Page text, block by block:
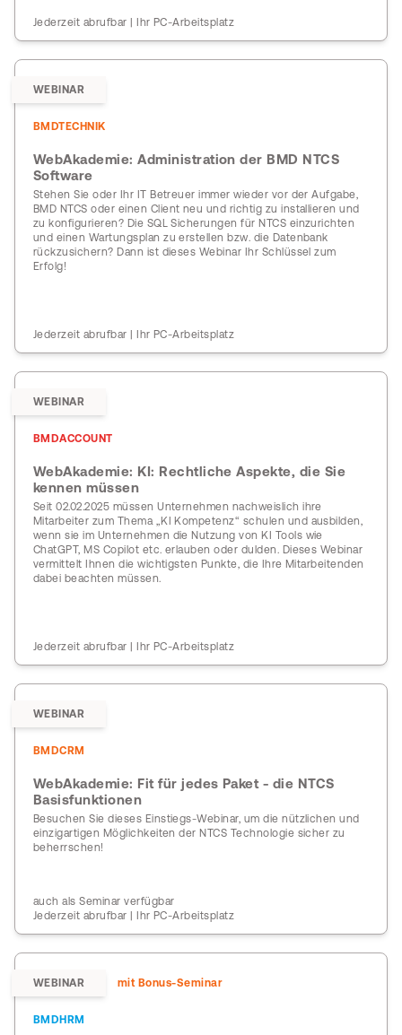
Jederzeit abrufbar | Ihr PC-Arbeitsplatz
WEBINAR
BMDTECHNIK
WebAkademie: Administration der BMD NTCS
Software
Stehen Sie oder Ihr IT Betreuer immer wieder vor der Aufgabe,
BMD NTCS oder einen Client neu und richtig zu installieren und
zu konfigurieren? Die SQL Sicherungen für NTCS einzurichten
und einen Wartungsplan zu erstellen bzw. die Datenbank
rückzusichern? Dann ist dieses Webinar Ihr Schlüssel zum
Erfolg!
Jederzeit abrufbar | Ihr PC-Arbeitsplatz
WEBINAR
BMDACCOUNT
WebAkademie: KI: Rechtliche Aspekte, die Sie
kennen müssen
Seit 02.02.2025 müssen Unternehmen nachweislich ihre
Mitarbeiter zum Thema „KI Kompetenz“ schulen und ausbilden,
wenn sie im Unternehmen die Nutzung von KI Tools wie
ChatGPT, MS Copilot etc. erlauben oder dulden. Dieses Webinar
vermittelt Ihnen die wichtigsten Punkte, die Ihre Mitarbeitenden
dabei beachten müssen.
Jederzeit abrufbar | Ihr PC-Arbeitsplatz
WEBINAR
BMDCRM
WebAkademie: Fit für jedes Paket - die NTCS
Basisfunktionen
Besuchen Sie dieses Einstiegs-Webinar, um die nützlichen und
einzigartigen Möglichkeiten der NTCS Technologie sicher zu
beherrschen!
auch als Seminar verfügbar
Jederzeit abrufbar | Ihr PC-Arbeitsplatz
WEBINAR mit Bonus-Seminar
BMDHRM